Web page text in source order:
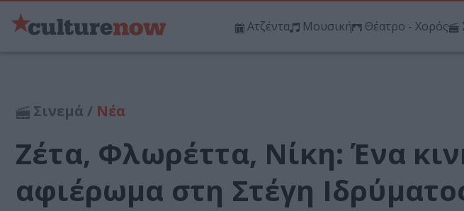
Ατζέντα Μουσική Θέατρο - Χορός
Σινεμά / Νέα
Ζέτα, Φλωρέττα, Νίκη: Ένα
αφιέρωμα στη Στέγη